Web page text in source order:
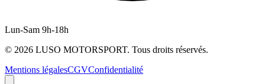
Lun-Sam 9h-18h
© 2026 LUSO MOTORSPORT. Tous droits réservés.
Mentions légalesCGVConfidentialité